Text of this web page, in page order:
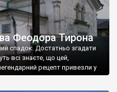
Феодора Тирона
спадок. Достатньо згадати
всі знаєте, що цей,
рецепт привезли у